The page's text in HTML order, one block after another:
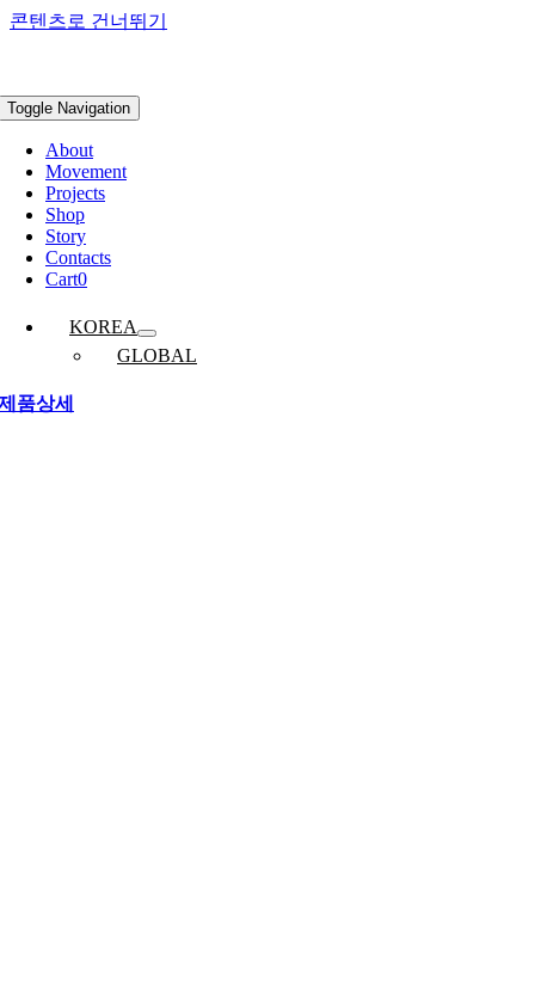
콘텐츠로 건너뛰기
Toggle Navigation
About
Movement
Projects
Shop
Story
Contacts
Cart0
KOREA
GLOBAL
품상세